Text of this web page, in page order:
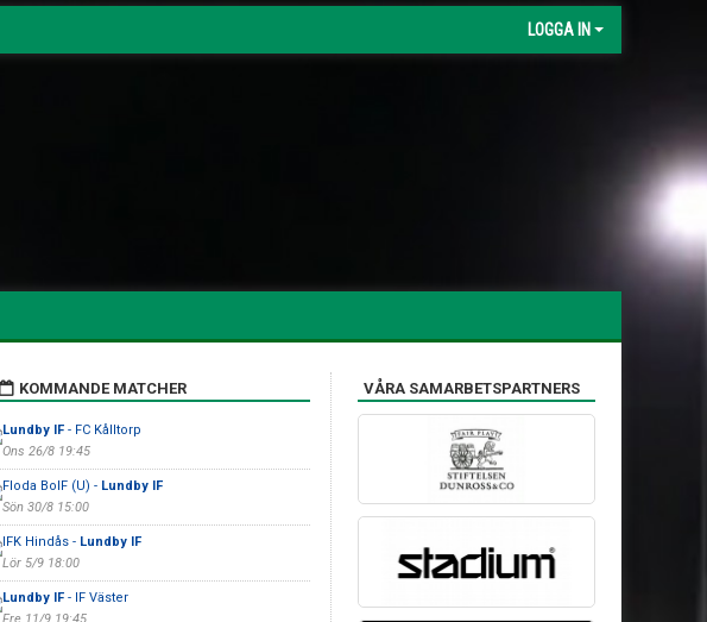
LOGGA IN
KOMMANDE MATCHER
Lundby IF- FC Kålltorp
Ons 26/8 19:45
Floda BoIF (U) - Lundby IF
Sön 30/8 15:00
IFK Hindås - Lundby IF
Lör 5/9 18:00
Lundby IF- IF Väster
VÅRA SAMARBETSPARTNERS